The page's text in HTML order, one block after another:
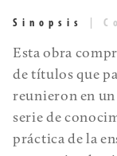
Sinopsis
Esta obra
de títulos que
reunieron en
serie de
práctica de la